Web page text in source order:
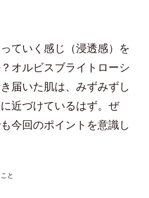
ていく感じ（浸透感）を
オルビスブライトローシ
届いた肌は、みずみずし
近づけているはず。ぜ
今回のポイントを意識し
と